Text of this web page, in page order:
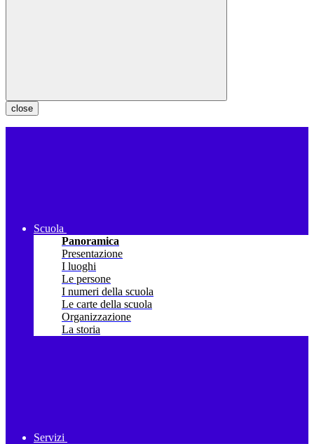
close
Scuola
Panoramica
Presentazione
I luoghi
Le persone
I numeri della scuola
Le carte della scuola
Organizzazione
La storia
Servizi